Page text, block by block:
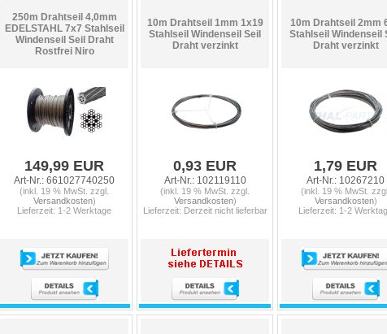
250m Drahtseil 4,0mm
EDELSTAHL 7x7 Stahlseil
Windenseil Seil Draht
Rostfrei Niro
149,99 EUR
Art-Nr.: 661027740250
(inkl. 19 % MwSt. zzgl.
Versandkosten)
Lieferzeit: 1-2 Werktage
10m Drahtseil 1mm 1x19
Stahlseil Windenseil Seil
Draht verzinkt
0,93 EUR
Art-Nr.: 102119110
(inkl. 19 % MwSt. zzgl.
Versandkosten)
Lieferzeit: Derzeit nicht lieferbar
10m Drahtseil 2mm
Stahlseil Windenseil
Draht verzinkt
1,79 EUR
Art-Nr.: 10267210
(inkl. 19 % MwSt. zzgl.
Versandkosten)
Lieferzeit: 1-2